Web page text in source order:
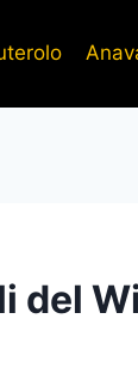
del